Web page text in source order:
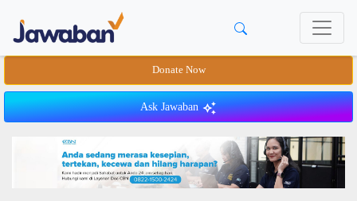
Donate Now
Ask Jawaban